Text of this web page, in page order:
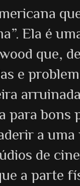
Ela é
que,
e
para bons
a
de
a parte